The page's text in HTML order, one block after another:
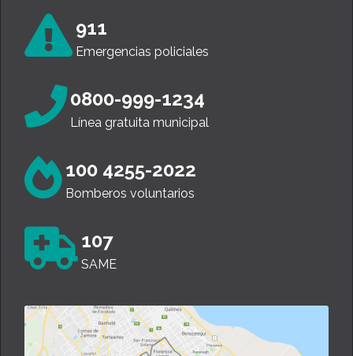
911
Emergencias policiales
0800-999-1234
Línea gratuita municipal
100 4255-2022
Bomberos voluntarios
107
SAME